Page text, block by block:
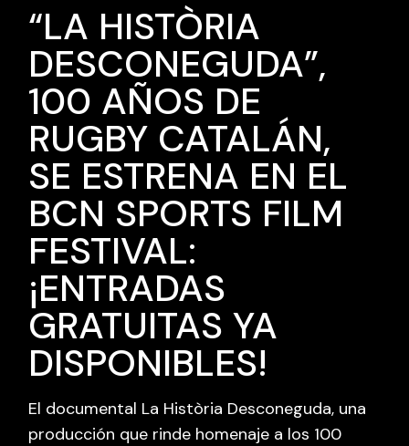
“LA HISTÒRIA
DESCONEGUDA”,
100 AÑOS DE
RUGBY CATALÁN,
SE ESTRENA EN EL
BCN SPORTS FILM
FESTIVAL:
¡ENTRADAS
GRATUITAS YA
DISPONIBLES!
El documental La Història Desconeguda, una
producción que rinde homenaje a los 100